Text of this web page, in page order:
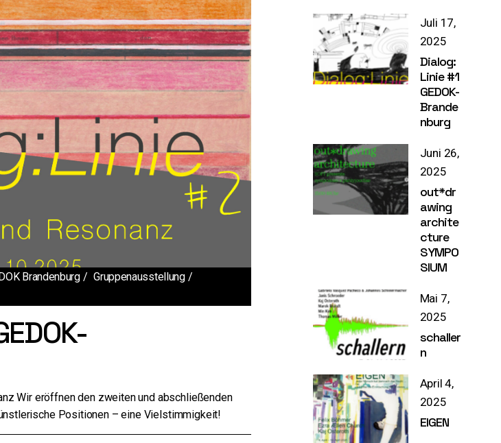
Brandenburg
Gruppenausstellung
Wir eröffnen den zweiten und abschließenden
Positionen – eine Vielstimmigkeit!
Juli 17,
2025
Dialog:
Linie #1
GEDOK-
Brande
nburg
Juni 26,
2025
out*dr
awing
archite
cture
SYMPO
SIUM
Mai 7,
2025
schaller
n
April 4,
2025
EIGEN